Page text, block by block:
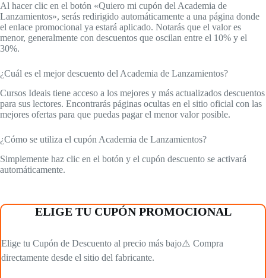
Al hacer clic en el botón «Quiero mi cupón del Academia de
Lanzamientos», serás redirigido automáticamente a una página donde
el enlace promocional ya estará aplicado. Notarás que el valor es
menor, generalmente con descuentos que oscilan entre el 10% y el
30%.
¿Cuál es el mejor descuento del Academia de Lanzamientos?
Cursos Ideais tiene acceso a los mejores y más actualizados descuentos
para sus lectores. Encontrarás páginas ocultas en el sitio oficial con las
mejores ofertas para que puedas pagar el menor valor posible.
¿Cómo se utiliza el cupón Academia de Lanzamientos?
Simplemente haz clic en el botón y el cupón descuento se activará
automáticamente.
ELIGE TU CUPÓN PROMOCIONAL
Elige tu Cupón de Descuento al precio más bajo⚠️ Compra
directamente desde el sitio del fabricante.